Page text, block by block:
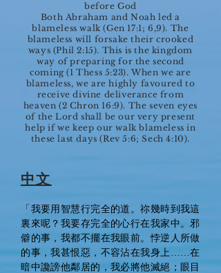
before God
Both Abraham and Noah led a
blameless walk (Gen 17:1; 6,9). The
blameless will forsake their crooked
ways (Phil 2:15). This is the kingdom
way of preparing for the second
coming (1 Thess 5:23). When we are
blameless, we are highly favoured to
receive divine deliverance from
heaven (2 Chron 16:9). The seven eyes
of the Lord shall be our very present
help if we keep our walk blameless in
these last days (Rev 5:6; Sech 4:10).
中文
「我要用智慧行完全的道。祢幾時到我這
裏來呢？我要存完全的心行在我家中。邪
僻的事，我都不擺在我眼前。悖逆人所做
的事，我甚恨惡，不容沾在我身上……在
暗中讒謗他鄰居的，我必將他滅絕；眼目